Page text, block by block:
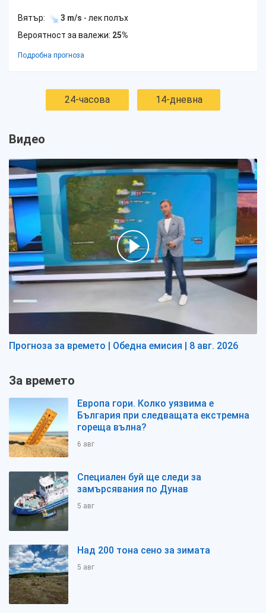
Вятър: 3 m/s - лек полъх
Вероятност за валежи: 25%
Подробна прогноза
24-часова 14-дневна
Видео
Прогноза за времето | Обедна емисия | 8 авг. 2026
За времето
Европа гори. Колко уязвима е
България при следващата екстремна
гореща вълна?
6 авг
Специален буй ще следи за
замърсявания по Дунав
5 авг
Над 200 тона сено за зимата
5 авг